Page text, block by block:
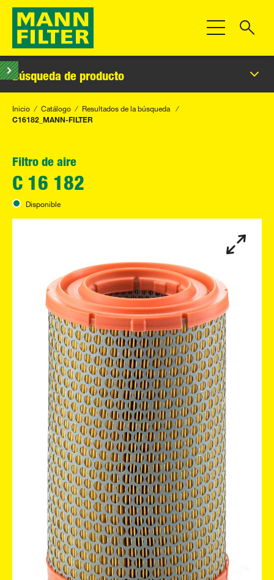
Toggle
Búsqueda de producto
Inicio Catálogo Resultados de la búsqueda
C16182_MANN-FILTER
Filtro de aire
C 16 182
Disponible